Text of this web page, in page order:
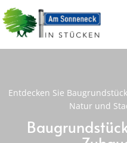
Entdecken Sie
Natur und